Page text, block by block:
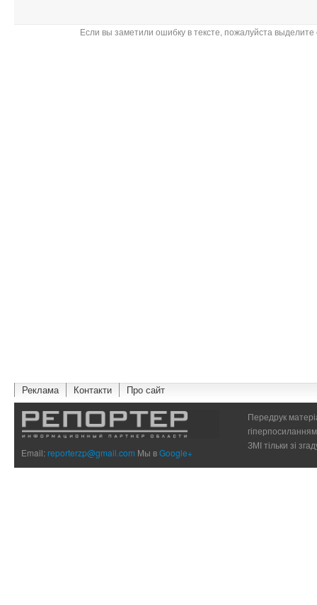
Если вы заметили ошибку в тексте, пожалуйста
Реклама Контакти Про сайт
Email:reporterzp@gmail.com Мы вGoogle+
Передрук
ЗМІ тільки зі